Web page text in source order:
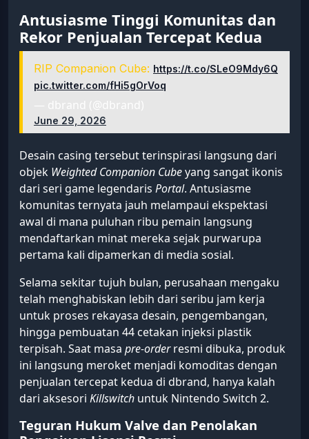
Antusiasme Tinggi Komunitas dan
Rekor Penjualan Tercepat Kedua
RIP Companion Cube: https://t.co/SLeO9Mdy6Q
pic.twitter.com/fHi5gOrVoq
— dbrand (@dbrand)
June 29, 2026
Desain casing tersebut terinspirasi langsung dari
objek Weighted Companion Cubeyang sangat ikonis
dari seri game legendaris Portal. Antusiasme
komunitas ternyata jauh melampaui ekspektasi
awal di mana puluhan ribu pemain langsung
mendaftarkan minat mereka sejak purwarupa
pertama kali dipamerkan di media sosial.
Selama sekitar tujuh bulan, perusahaan mengaku
telah menghabiskan lebih dari seribu jam kerja
untuk proses rekayasa desain, pengembangan,
hingga pembuatan 44 cetakan injeksi plastik
terpisah. Saat masa pre-orderresmi dibuka, produk
ini langsung meroket menjadi komoditas dengan
penjualan tercepat kedua di dbrand, hanya kalah
dari aksesori Killswitch untuk Nintendo Switch 2.
Teguran Hukum Valve dan Penolakan